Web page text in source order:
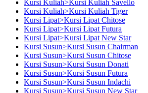
Kursi Kuliah>Kursi Kuliah Savello
Kursi Kuliah>Kursi Kuliah Tiger
Kursi Lipat>Kursi Lipat Chitose
Kursi Lipat>Kursi Lipat Futura
Kursi Lipat>Kursi Lipat New Star
Kursi Susun>Kursi Susun Chairman
Kursi Susun>Kursi Susun Chitose
Kursi Susun>Kursi Susun Donati
Kursi Susun>Kursi Susun Futura
Kursi Susun>Kursi Susun Indachi
Kursi Susun>Kursi Susun New Star